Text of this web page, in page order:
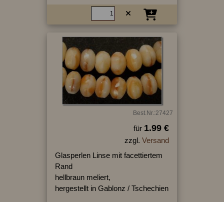
Best.Nr.:27427
für 1.99 €
zzgl. Versand
Glasperlen Linse mit facettiertem
Rand
hellbraun meliert,
hergestellt in Gablonz / Tschechien